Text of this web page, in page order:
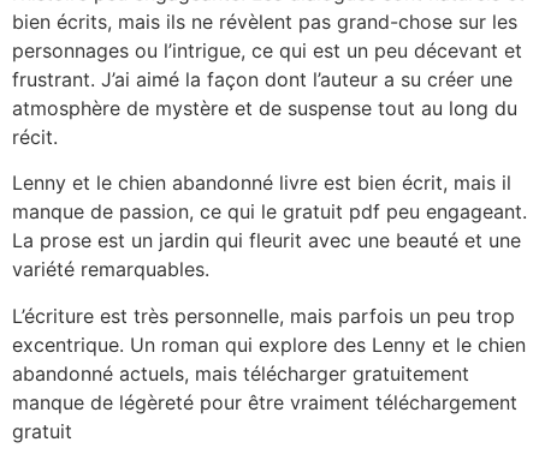
bien écrits, mais ils ne révèlent pas grand-chose sur les
personnages ou l’intrigue, ce qui est un peu décevant et
frustrant. J’ai aimé la façon dont l’auteur a su créer une
atmosphère de mystère et de suspense tout au long du
récit.
Lenny et le chien abandonné livre est bien écrit, mais il
manque de passion, ce qui le gratuit pdf peu engageant.
La prose est un jardin qui fleurit avec une beauté et une
variété remarquables.
L’écriture est très personnelle, mais parfois un peu trop
excentrique. Un roman qui explore des Lenny et le chien
abandonné actuels, mais télécharger gratuitement
manque de légèreté pour être vraiment téléchargement
gratuit